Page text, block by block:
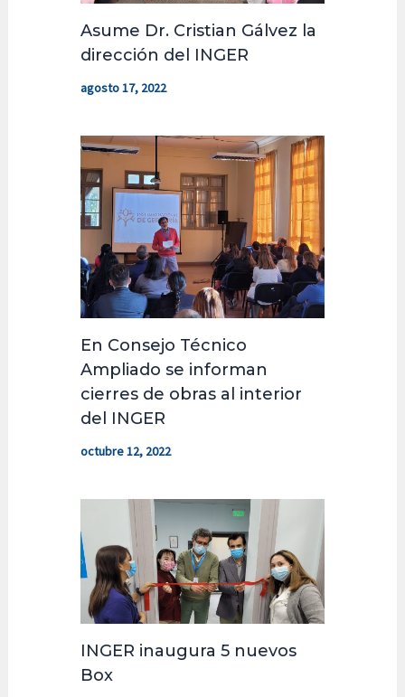
Asume Dr. Cristian Gálvez la
dirección del INGER
agosto 17, 2022
En Consejo Técnico
Ampliado se informan
cierres de obras al interior
del INGER
octubre 12, 2022
INGER inaugura 5 nuevos
Box